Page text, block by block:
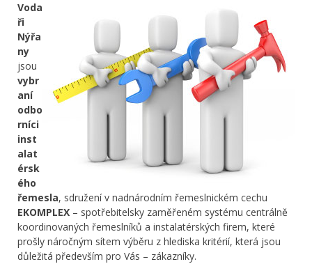
Voda
ři
Nýřa
ny
jsou
vybr
aní
odbo
rníci
inst
alat
érsk
ého
řemesla, sdružení v nadnárodním řemeslnickém cechu
EKOMPLEX – spotřebitelsky zaměřeném systému centrálně
koordinovaných řemeslníků a instalatérských firem, které
prošly náročným sítem výběru z hlediska kritérií, která jsou
důležitá především pro Vás – zákazníky.